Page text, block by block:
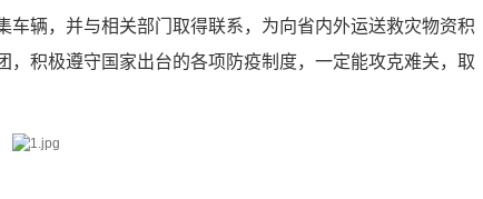
辆，并与相关部门取得联系，为向省内外运送救灾物资积
积极遵守国家出台的各项防疫制度，一定能攻克难关，取